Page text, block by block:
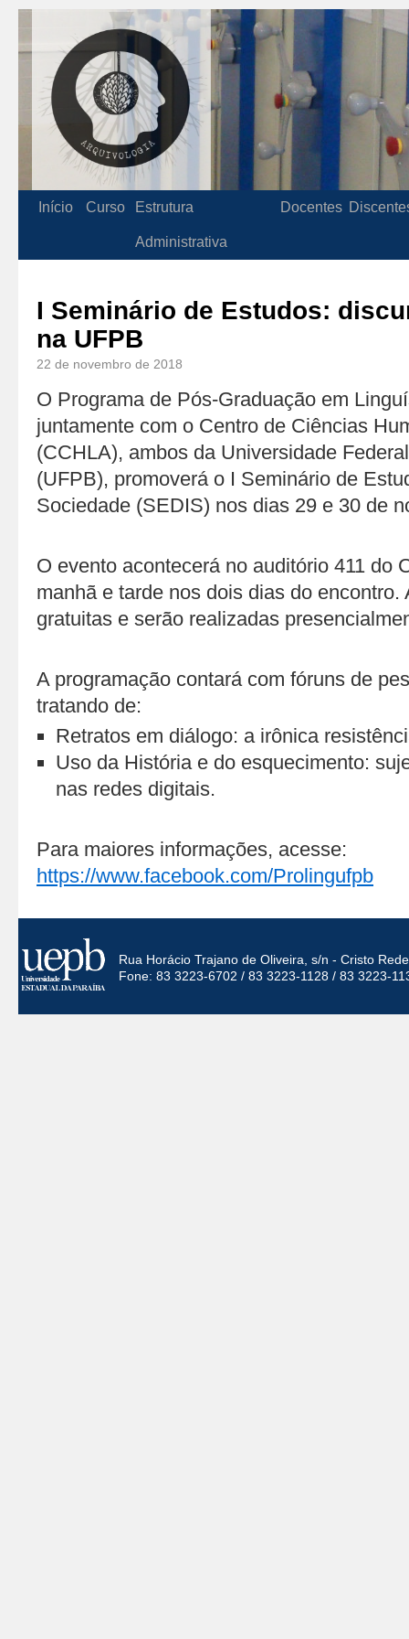
Início Curso Estrutura
Administrativa
Docentes
I Seminário de Estudos:
na UFPB
22 de novembro de 2018
O Programa de Pós-Graduação em
juntamente com o Centro de Ciências
(CCHLA), ambos da Universidade
(UFPB), promoverá o I Seminário de
Sociedade (SEDIS) nos dias 29 e 30 de
O evento acontecerá no auditório 411 do
manhã e tarde nos dois dias do encontro.
gratuitas e serão realizadas
A programação contará com fóruns de
tratando de:
Retratos em diálogo: a irônica
Uso da História e do esquecimento:
nas redes digitais.
Para maiores informações, acesse:
https://www.facebook.com/Prolingufpb
Rua Horácio Trajano de Oliveira, s/n - Cristo
Fone: 83 3223-6702 / 83 3223-1128 / 83 3223-